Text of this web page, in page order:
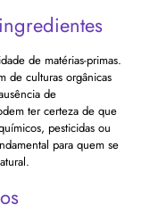
de matérias-primas.
de culturas orgânicas
de
ter certeza de que
pesticidas ou
para quem se